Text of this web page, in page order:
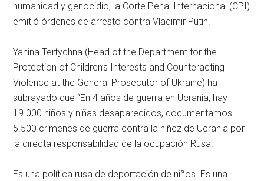
humanidad y genocidio, la Corte Penal Internacional (CPI)
emitió órdenes de arresto contra Vladimir Putin.
Yanina Tertychna (Head of the Department for the
Protection of Children’s Interests and Counteracting
Violence at the General Prosecutor of Ukraine) ha
subrayado que “En 4 años de guerra en Ucrania, hay
19.000 niños y niñas desaparecidos, documentamos
5.500 crímenes de guerra contra la niñez de Ucrania por
la directa responsabilidad de la ocupación Rusa.
Es una política rusa de deportación de niños. Es una